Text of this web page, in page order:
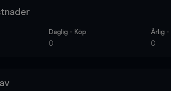
Daglig - Köp
0
Årlig -
0